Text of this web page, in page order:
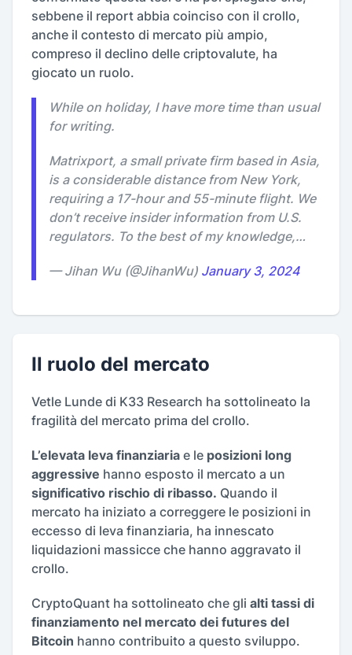
sebbene il report abbia coinciso con il crollo,
anche il contesto di mercato più ampio,
compreso il declino delle criptovalute, ha
giocato un ruolo.
While on holiday, I have more time than usual
for writing.
Matrixport, a small private firm based in Asia,
is a considerable distance from New York,
requiring a 17-hour and 55-minute flight. We
don’t receive insider information from U.S.
regulators. To the best of my knowledge,…
— Jihan Wu (@JihanWu) January 3, 2024
Il ruolo del mercato
Vetle Lunde di K33 Research ha sottolineato la
fragilità del mercato prima del crollo.
L’elevata leva finanziaria e le posizioni long
aggressive hanno esposto il mercato a un
significativo rischio di ribasso. Quando il
mercato ha iniziato a correggere le posizioni in
eccesso di leva finanziaria, ha innescato
liquidazioni massicce che hanno aggravato il
crollo.
CryptoQuant ha sottolineato che gli alti tassi di
finanziamento nel mercato dei futures del
Bitcoin hanno contribuito a questo sviluppo.